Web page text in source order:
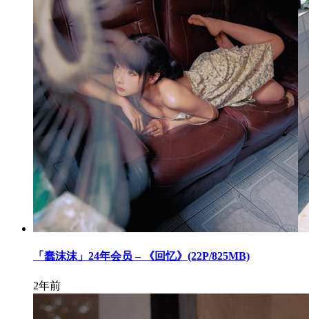
「蠢沫沫」24年会员 – 《回忆》(22P/825MB)
2年前